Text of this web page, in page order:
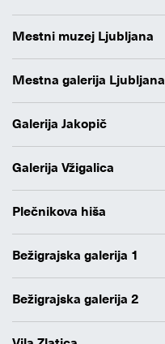
Mestni muzej Ljubljana
Mestna galerija Ljubljana
Galerija Jakopič
Galerija Vžigalica
Plečnikova hiša
Bežigrajska galerija 1
Bežigrajska galerija 2